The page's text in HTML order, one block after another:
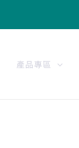
產品專區